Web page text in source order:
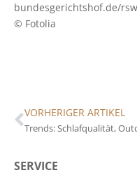
SERVICE
bundesgerichtshof.de/
© Fotolia
VORHERIGER ARTIKEL